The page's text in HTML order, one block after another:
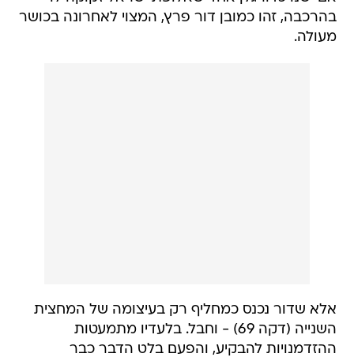
בהרכבה, זהו כמובן דור פרץ, המצוי לאחרונה בכושר
מעולה.
אלא שדור נכנס כמחליף רק בעיצומה של המחצית
השנייה (דקה 69) - וחבל. בלעדיו מתמעטות
ההזדמנויות להבקיע, והפעם בלט הדבר כבר